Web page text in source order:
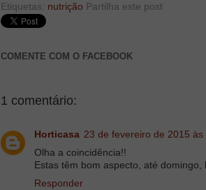
Etiquetas: nutrição Partilha este post
COMENTE COM O FACEBOOK
1 comentário:
Horticasa 23 de fevereiro de 2015 às
Olha a coincidência!!
Estas têm bom aspecto, até domingo,
Responder